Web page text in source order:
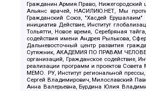
Гражданин.Армия.Право, Нижегородский
Альянс врачей, НАСИЛИЮ.НЕТ, Мы
Гражданский Союз, "Хасдей
инициатив Действие, Институт
Тольятти, Новое время, Серебряная
содействия имени Андрея Рылькова,
Дальневосточный центр развития
Сутяжник, АКАДЕМИЯ ПО ПРАВАМ
организаций, Гражданское содействие,
реализации программ и проектов
МЕМО. РУ, Институт региональной
Сергей Владимирович, Милославский
Анна Валерьевна, Бурдина Юлия